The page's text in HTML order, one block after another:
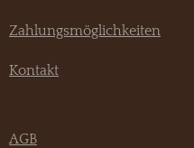
Zahlungsmöglichkeiten
Kontakt
AGB